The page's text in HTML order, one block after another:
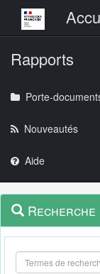
Menu principal
Rapports
Porte-
Nouveautés
Aide
Navigation
outils
Menu
contextuel
Recherche